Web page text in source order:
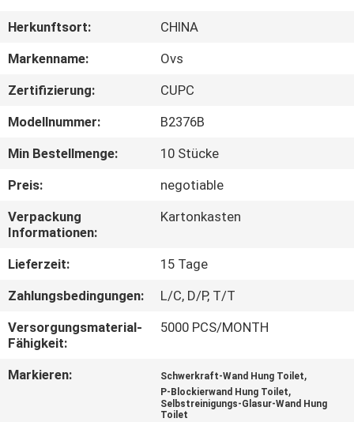
FABRIK-
QUALITÄTSKONTROLLE
TRETEN
SIE
MIT
UNS
IN
VERBINDUNG
Herkunftsort:
CHINA
Markenname:
Ovs
Zertifizierung:
CUPC
Modellnummer:
B2376B
Min Bestellmenge:
10 Stücke
Preis:
negotiable
Verpackung
Informationen:
Kartonkasten
Lieferzeit:
15 Tage
Zahlungsbedingungen:
L/C, D/P, T/T
Versorgungsmaterial-
Fähigkeit:
5000 PCS/MONTH
Markieren: Schwerkraft-Wand Hung Toilet,
P-Blockierwand Hung Toilet,
Selbstreinigungs-Glasur-Wand Hung
Toilet